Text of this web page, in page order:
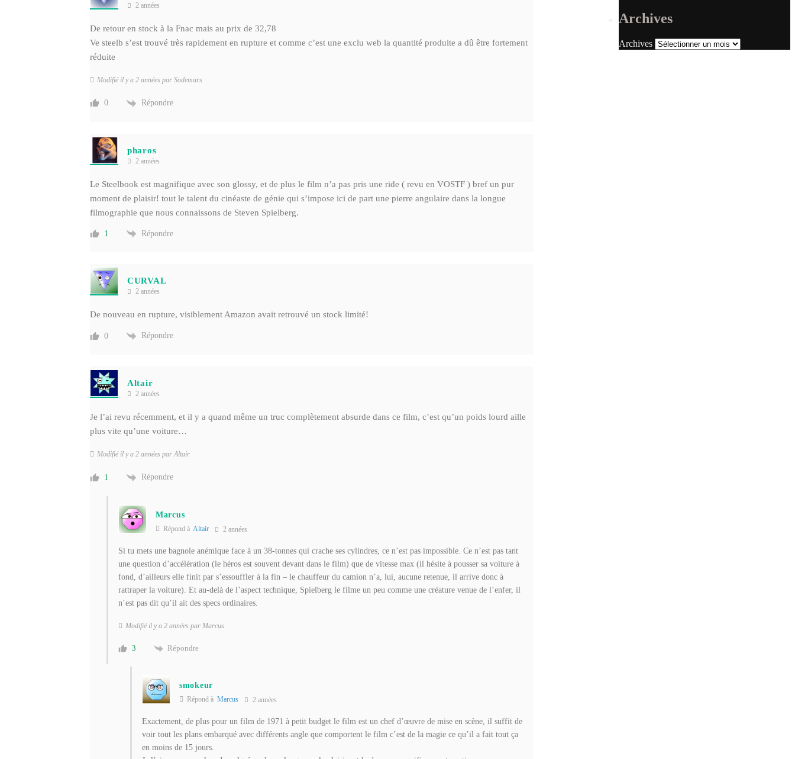
2 années
De retour en stock à la Fnac mais au prix de 32,78
Ve steelb s’est trouvé très rapidement en rupture et comme c’est une exclu web la quantité produite a dû être fortement
réduite
Modifié il y a 2 années par Sodemars
0 Répondre
pharos
2 années
Le Steelbook est magnifique avec son glossy, et de plus le film n’a pas pris une ride ( revu en VOSTF ) bref un pur
moment de plaisir! tout le talent du cinéaste de génie qui s’impose ici de part une pierre angulaire dans la longue
filmographie que nous connaissons de Steven Spielberg.
1 Répondre
CURVAL
2 années
De nouveau en rupture, visiblement Amazon avait retrouvé un stock limité!
0 Répondre
Altair
2 années
Je l’ai revu récemment, et il y a quand même un truc complètement absurde dans ce film, c’est qu’un poids lourd aille
plus vite qu’une voiture…
Modifié il y a 2 années par Altair
1 Répondre
Marcus
Répond à Altair 2 années
Si tu mets une bagnole anémique face à un 38-tonnes qui crache ses cylindres, ce n’est pas impossible. Ce n’est pas tant
une question d’accélération (le héros est souvent devant dans le film) que de vitesse max (il hésite à pousser sa voiture à
fond, d’ailleurs elle finit par s’essouffler à la fin – le chauffeur du camion n’a, lui, aucune retenue, il arrive donc à
rattraper la voiture). Et au-delà de l’aspect technique, Spielberg le filme un peu comme une créature venue de l’enfer, il
n’est pas dit qu’il ait des specs ordinaires.
Modifié il y a 2 années par Marcus
3 Répondre
smokeur
Répond à Marcus 2 années
Exactement, de plus pour un film de 1971 à petit budget le film est un chef d’œuvre de mise en scène, il suffit de
voir tout les plans embarqué avec différents angle que comportent le film c’est de la magie ce qu’il a fait tout ça
en moins de 15 jours.
Archives
Archives